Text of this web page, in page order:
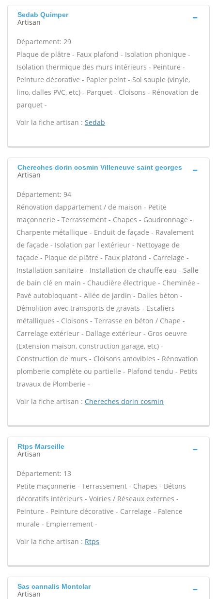
Sedab Quimper
Artisan
Département: 29
Plaque de plâtre - Faux plafond - Isolation phonique -
Isolation thermique des murs intérieurs - Peinture -
Peinture décorative - Papier peint - Sol souple (vinyle,
lino, dalles PVC, etc) - Parquet - Cloisons - Rénovation de
parquet -
Voir la fiche artisan : Sedab
Chereches dorin cosmin Villeneuve saint georges
Artisan
Département: 94
Rénovation dappartement / de maison - Petite
maçonnerie - Terrassement - Chapes - Goudronnage -
Charpente métallique - Enduit de façade - Ravalement
de façade - Isolation par l'extérieur - Nettoyage de
façade - Plaque de plâtre - Faux plafond - Carrelage -
Installation sanitaire - Installation de chauffe eau - Salle
de bain clé en main - Chaudière électrique - Cheminée -
Pavé autobloquant - Allée de jardin - Dalles béton -
Démolition avec transports de gravats - Escaliers
métalliques - Cloisons - Terrasse en béton / Chape -
Carrelage extérieur - Dallage extérieur - Gros oeuvre
(Extension maison, construction garage, etc) -
Construction de murs - Cloisons amovibles - Rénovation
plomberie complète ou partielle - Plafond tendu - Petits
travaux de Plomberie -
Voir la fiche artisan : Chereches dorin cosmin
Rtps Marseille
Artisan
Département: 13
Petite maçonnerie - Terrassement - Chapes - Bétons
décoratifs intérieurs - Voiries / Réseaux externes -
Peinture - Peinture décorative - Carrelage - Faïence
murale - Empierrement -
Voir la fiche artisan : Rtps
Sas cannalis Montclar
Artisan